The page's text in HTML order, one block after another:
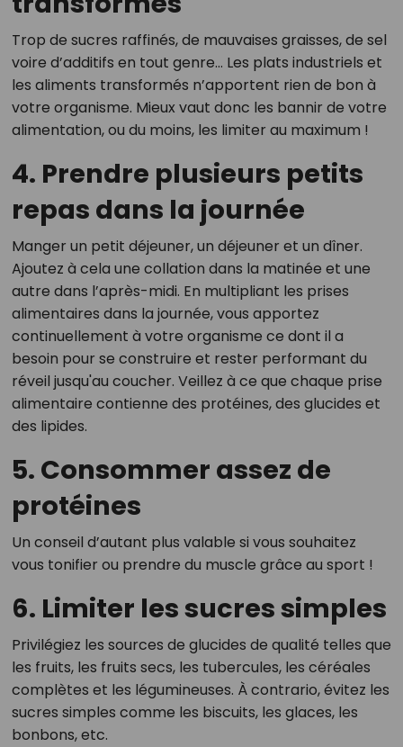
Trop de sucres raffinés, de mauvaises graisses, de sel
voire d’additifs en tout genre… Les plats industriels et
les aliments transformés n’apportent rien de bon à
votre organisme. Mieux vaut donc les bannir de votre
alimentation, ou du moins, les limiter au maximum !
4. Prendre plusieurs petits
repas dans la journée
Manger un petit déjeuner, un déjeuner et un dîner.
Ajoutez à cela une collation dans la matinée et une
autre dans l’après-midi. En multipliant les prises
alimentaires dans la journée, vous apportez
continuellement à votre organisme ce dont il a
besoin pour se construire et rester performant du
réveil jusqu'au coucher. Veillez à ce que chaque prise
alimentaire contienne des protéines, des glucides et
des lipides.
5. Consommer assez de
protéines
Un conseil d’autant plus valable si vous souhaitez
vous tonifier ou prendre du muscle grâce au sport !
6. Limiter les sucres simples
Privilégiez les sources de glucides de qualité telles que
les fruits, les fruits secs, les tubercules, les céréales
complètes et les légumineuses. À contrario, évitez les
sucres simples comme les biscuits, les glaces, les
bonbons, etc.